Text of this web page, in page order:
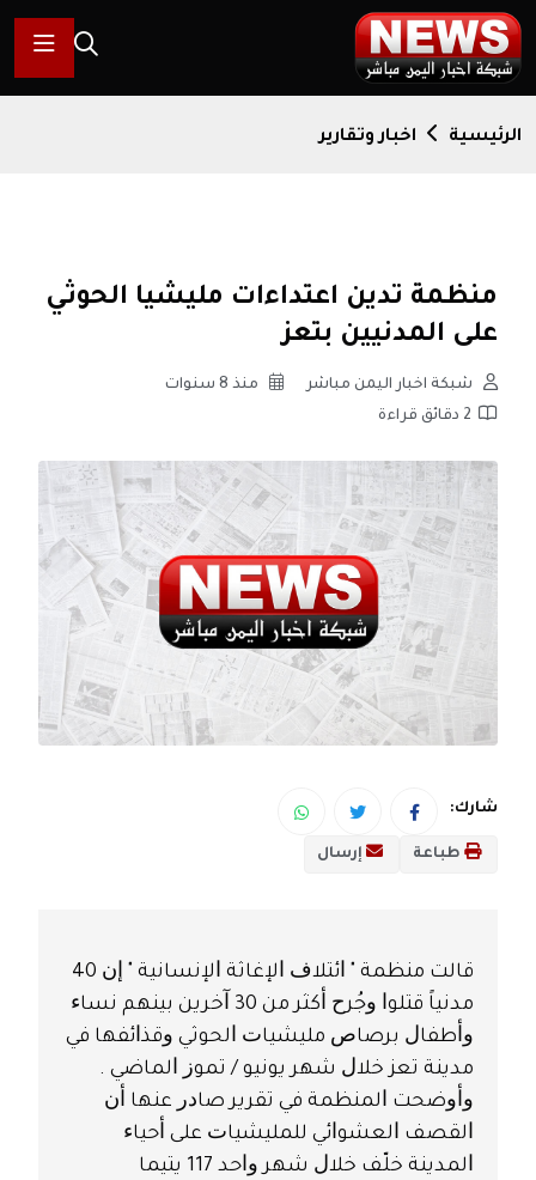
الرئيسية اخبار وتقارير
منظمة تدين اعتداءات مليشيا الحوثي
على المدنيين بتعز
شبكة اخبار اليمن مباشر
منذ 8 سنوات
2 دقائق قراءة
شارك:
طباعة إرسال
ﻗﺎﻟﺖ ﻣﻨﻈﻤﺔ " ﺍﺋﺘﻼﻑ ﺍﻹﻏﺎﺛﺔ ﺍﻹﻧﺴﺎﻧﻴﺔ " ﺇﻥ 40
ﻣﺪﻧﻴﺎً ﻗﺘﻠﻮﺍ ﻭﺟُﺮﺡ ﺃﻛﺜﺮ ﻣﻦ 30 ﺁﺧﺮﻳﻦ ﺑﻴﻨﻬﻢ ﻧﺴﺎﺀ
ﻭﺃﻃﻔﺎﻝ ﺑﺮﺻﺎﺹ ﻣﻠﻴﺸﻴﺎﺕ ﺍﻟﺤﻮﺛﻲ ﻭﻗﺬﺍﺋﻔﻬﺎ ﻓﻲ
ﻣﺪﻳﻨﺔ ﺗﻌﺰ ﺧﻼﻝ ﺷﻬﺮ ﻳﻮﻧﻴﻮ / ﺗﻤﻮﺯ ﺍﻟﻤﺎﺿﻲ .
ﻭﺃﻭﺿﺤﺖ ﺍﻟﻤﻨﻈﻤﺔ ﻓﻲ ﺗﻘﺮﻳﺮ ﺻﺎﺩﺭ ﻋﻨﻬﺎ ﺃﻥ
ﺍﻟﻘﺼﻒ ﺍﻟﻌﺸﻮﺍﺋﻲ ﻟﻠﻤﻠﻴﺸﻴﺎﺕ ﻋﻠﻰ ﺃﺣﻴﺎﺀ
ﺍﻟﻤﺪﻳﻨﺔ ﺧﻠّﻒ ﺧﻼﻝ ﺷﻬﺮ ﻭﺍﺣﺪ 117 ﻳﺘﻴﻤﺎ